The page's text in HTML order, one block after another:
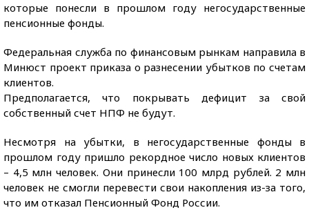
которые понесли в прошлом году негосударственные
пенсионные фонды.
Федеральная служба по финансовым рынкам направила в
Минюст проект приказа о разнесении убытков по счетам
клиентов.
Предполагается, что покрывать дефицит за свой
собственный счет НПФ не будут.
Несмотря на убытки, в негосударственные фонды в
прошлом году пришло рекордное число новых клиентов
– 4,5 млн человек. Они принесли 100 млрд рублей. 2 млн
человек не смогли перевести свои накопления из-за того,
что им отказал Пенсионный Фонд России.